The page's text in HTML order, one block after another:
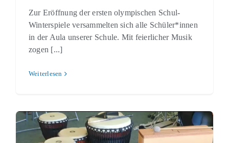
Zur Eröffnung der ersten olympischen Schul-
Winterspiele versammelten sich alle Schüler*innen
in der Aula unserer Schule. Mit feierlicher Musik
zogen [...]
Weiterlesen